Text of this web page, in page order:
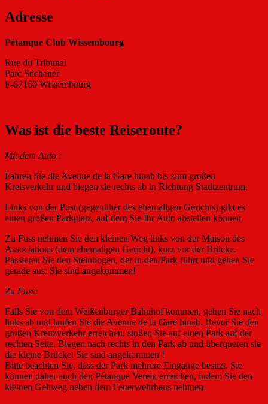
Adresse
Pétanque Club Wissembourg
Rue du Tribunal
Parc Stichaner
F-67160 Wissembourg
Was ist die beste Reiseroute?
Mit dem Auto :
Fahren Sie die Avenue de la Gare hinab bis zum großen
Kreisverkehr und biegen sie rechts ab in Richtung Stadtzentrum.
Links von der Post (gegenüber des ehemaligen Gerichts) gibt es
einen großen Parkplatz, auf dem Sie Ihr Auto abstellen können.
Zu Fuss nehmen Sie den kleinen Weg links von der Maison des
Associations (dem ehemaligen Gericht), kurz vor der Brücke.
Passieren Sie den Steinbogen, der in den Park führt und gehen Sie
gerade aus: Sie sind angekommen!
Zu Fuss:
Falls Sie von dem Weißenburger Bahnhof kommen, gehen Sie nach
links ab und laufen Sie die Avenue de la Gare hinab. Bevor Sie den
großen Kreuzverkehr erreichen, stoßen Sie auf einen Park auf der
rechten Seite. Biegen nach rechts in den Park ab und überqueren sie
die kleine Brücke: Sie sind angekommen !
Bitte beachten Sie, dass der Park mehrere Eingänge besitzt. Sie
können daher auch den Pétanque Verein erreichen, indem Sie den
kleinen Gehweg neben dem Feuerwehrhaus nehmen.